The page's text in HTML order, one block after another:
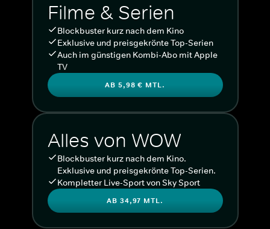
Filme & Serien
Blockbuster kurz nach dem Kino
Exklusive und preisgekrönte Top-Serien
Auch im günstigen Kombi-Abo mit Apple
TV
AB 5,98 € MTL.
Alles von WOW
Blockbuster kurz nach dem Kino.
Exklusive und preisgekrönte Top-Serien.
Kompletter Live-Sport von Sky Sport
AB 34,97 MTL.